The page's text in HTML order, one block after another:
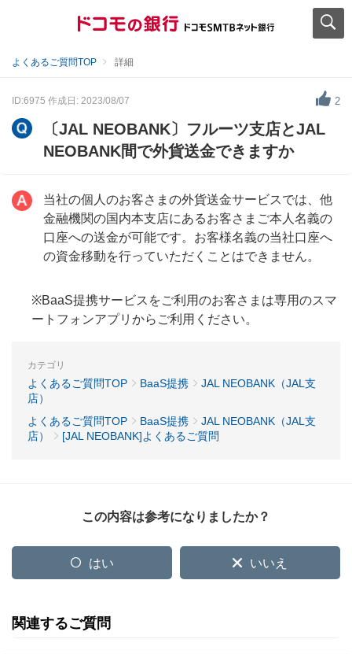
よくあるご質問TOP 詳細
ID:6975 作成日: 2023/08/07 2
〔JAL NEOBANK〕フルーツ支店とJAL
NEOBANK間で外貨送金できますか
当社の個人のお客さまの外貨送金サービスでは、他
金融機関の国内本支店にあるお客さまご本人名義の
口座への送金が可能です。お客様名義の当社口座へ
の資金移動を行っていただくことはできません。
※BaaS提携サービスをご利用のお客さまは専用のスマ
ートフォンアプリからご利用ください。
カテゴリ
よくあるご質問TOP BaaS提携
JAL NEOBANK（JAL支
店）
よくあるご質問TOP
BaaS提携
JAL NEOBANK（JAL支
店）
[JAL NEOBANK]よくあるご質問
この内容は参考になりましたか？
はい いいえ
関連するご質問